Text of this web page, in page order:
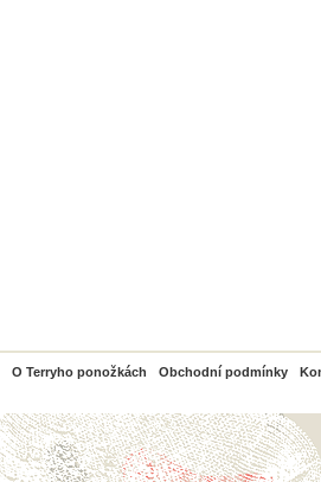
O Terryho ponožkách Obchodní podmínky
PayPal